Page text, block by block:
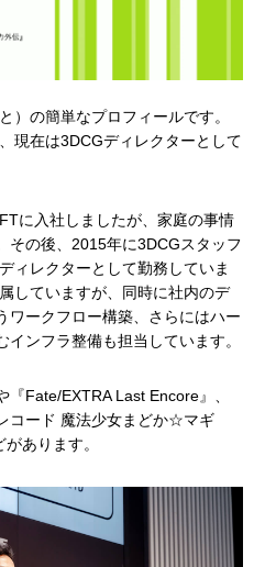
）の簡単なプロフィールです。
現在は3DCGディレクターとして
に入社しましたが、家庭の事情
その後、2015年に3DCGスタッフ
ィレクターとして勤務していま
していますが、同時に社内のデ
ワークフロー構築、さらにはハー
インフラ整備も担当しています。
Fate/EXTRA Last Encore』、
コード 魔法少女まどか☆マギ
あります。